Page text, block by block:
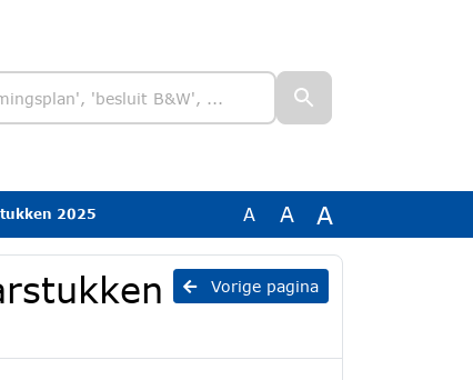
2025 A A A
Vorige pagina